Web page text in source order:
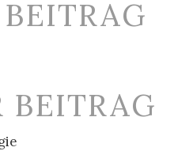
BEITRAG